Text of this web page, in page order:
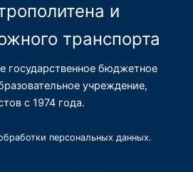
и
транспорта
государственное бюджетное
учреждение,
с 1974 года.
персональных данных.